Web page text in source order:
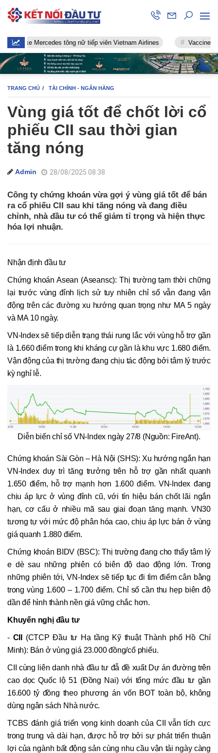
Mercedes tông nữ tiếp viên Vietnam Airlines Vaccine chống
TRANG CHỦ TÀI CHÍNH - NGÂN HÀNG
Vùng giá tốt để chốt lời cổ
phiếu CII sau thời gian
tăng nóng
Admin 28/08/2025 08:38
Công ty chứng khoán vừa gợi ý vùng giá tốt để bán
ra cổ phiếu CII sau khi tăng nóng và đang điều
chỉnh, nhà đầu tư có thể giảm tỉ trọng và hiện thực
hóa lợi nhuận.
Nhận định đầu tư
Chứng khoán Asean (Aseansc): Thị trường tạm thời chững
lại trước vùng đỉnh lịch sử tuy nhiên chỉ số vẫn đang vận
động trên các đường xu hướng quan trọng như MA 5 ngày
và MA 10 ngày.
VN-Index sẽ tiếp diễn trạng thái rung lắc với vùng hỗ trợ gần
là 1.660 điểm trong khi kháng cự gần là khu vực 1.680 điểm.
Vận động của thị trường đang chịu tác động bởi tâm lý trước
kỳ nghỉ lễ.
Diễn biến chỉ số VN-Index ngày 27/8 (Nguồn: FireAnt).
Chứng khoán Sài Gòn – Hà Nội (SHS): Xu hướng ngắn hạn
VN-Index duy trì tăng trưởng trên hỗ trợ gần nhất quanh
1.650 điểm, hỗ trợ mạnh hơn 1.600 điểm. VN-Index đang
chịu áp lực ở vùng đỉnh cũ, với tín hiệu bán chốt lãi ngắn
hạn, cơ cấu ở nhiều mã sau giai đoạn tăng mạnh. VN30
tương tự với mức độ phân hóa cao, chịu áp lực bán ở vùng
giá quanh 1.880 điểm.
Chứng khoán BIDV (BSC): Thị trường đang cho thấy tâm lý
e dè sau những phiên có biên độ dao động lớn. Trong
những phiên tới, VN-Index sẽ tiếp tục đi tìm điểm cân bằng
trong vùng 1.600 – 1.700 điểm. Chỉ số cần thu hẹp biên độ
dần để hình thành nền giá vững chắc hơn.
Khuyến nghị đầu tư
- CII
(CTCP Đầu tư Hạ tầng Kỹ thuật Thành phố Hồ Chí
Minh): Bán ở vùng giá 23.000 đồng/cổ phiếu.
CII cùng liên danh nhà đầu tư đẫ đề xuất Dự án đường trên
cao dọc Quốc lộ 51 (Đồng Nai) với tổng mức đầu tư gần
16.600 tỷ đồng theo phương án vốn BOT toàn bộ, không
dùng ngân sách Nhà nước.
TCBS đánh giá triển vọng kinh doanh của CII vẫn tích cực
trong trung và dài hạn, được hỗ trợ bởi sự phát triển thuận
lợi của ngành bất động sản cùng nhu cầu vận tải ngày càng